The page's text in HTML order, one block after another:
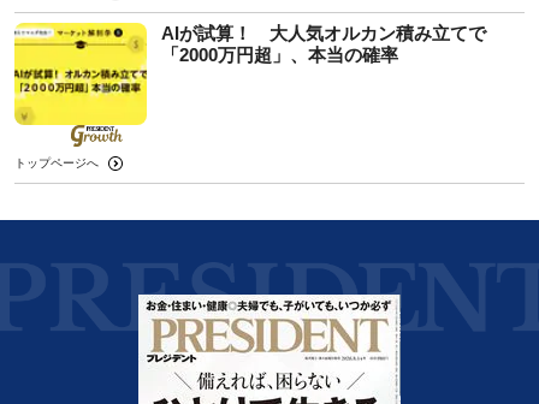
AIが試算！ 大人気オルカン積み立てで
「2000万円超」、本当の確率
トップページへ